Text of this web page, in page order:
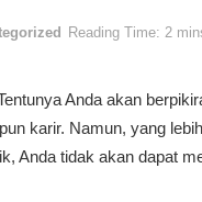
Reading Time: 2
Anda akan
karir. Namun, yang
Anda tidak akan dapat